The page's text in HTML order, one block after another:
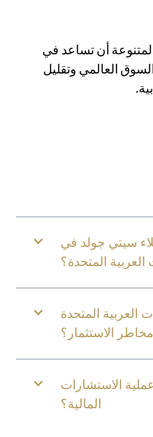
أن تساعد في
العالمي وتقليل
سيتي جولد في
العربية المتحدة؟
المتحدة
الاستثمار؟
الاستشارات
المالية؟